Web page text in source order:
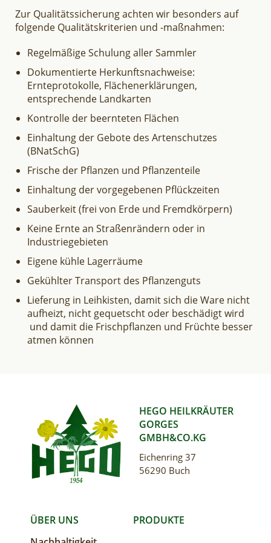
Zur Qualitätssicherung achten wir besonders auf
folgende Qualitätskriterien und -maßnahmen:
Regelmäßige Schulung aller Sammler
Dokumentierte Herkunftsnachweise:
Ernteprotokolle, Flächenerklärungen,
entsprechende Landkarten
Kontrolle der beernteten Flächen
Einhaltung der Gebote des Artenschutzes
(BNatSchG)
Frische der Pflanzen und Pflanzenteile
Einhaltung der vorgegebenen Pflückzeiten
Sauberkeit (frei von Erde und Fremdkörpern)
Keine Ernte an Straßenrändern oder in
Industriegebieten
Eigene kühle Lagerräume
Gekühlter Transport des Pflanzenguts
Lieferung in Leihkisten, damit sich die Ware nicht
aufheizt, nicht gequetscht oder beschädigt wird
und damit die Frischpflanzen und Früchte besser
atmen können
HEGO HEILKRÄUTER
GORGES
GMBH&CO.KG
Eichenring 37
56290 Buch
MAIN
ÜBER UNS
PRODUKTE